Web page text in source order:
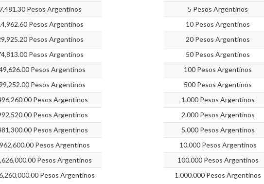
Pesos Argentinos
Pesos Argentinos
Pesos Argentinos
Pesos Argentinos
Pesos Argentinos
Pesos Argentinos
Pesos Argentinos
Pesos Argentinos
Pesos Argentinos
Pesos Argentinos
Pesos Argentinos
Pesos Argentinos
5 Pesos Argentinos
10 Pesos Argentinos
20 Pesos Argentinos
50 Pesos Argentinos
100 Pesos Argentinos
500 Pesos Argentinos
1.000 Pesos Argentinos
2.000 Pesos Argentinos
5.000 Pesos Argentinos
10.000 Pesos Argentinos
100.000 Pesos Argentinos
1.000.000 Pesos Argentinos